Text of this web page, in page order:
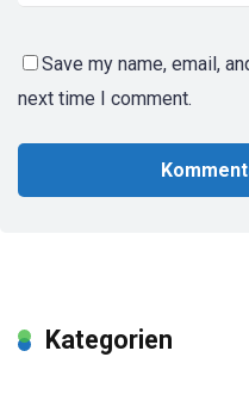
Save my name, email,
next time I comment.
Kategorien